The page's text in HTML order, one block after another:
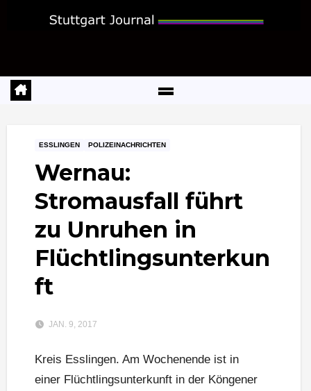
ESSLINGEN POLIZEINACHRICHTEN
Wernau:
Stromausfall führt
zu Unruhen in
Flüchtlingsunterkun
ft
JAN. 9, 2017
Kreis Esslingen. Am Wochenende ist in
einer Flüchtlingsunterkunft in der Köngener